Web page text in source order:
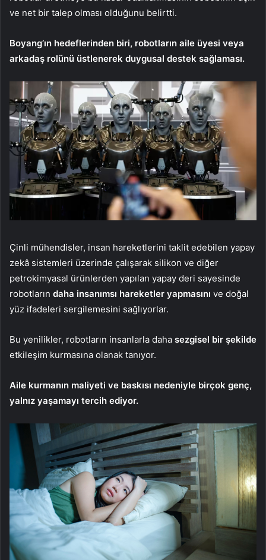
ve net bir talep olması olduğunu belirtti.
Boyang’ın hedeflerinden biri, robotların aile üyesi veya
arkadaş rolünü üstlenerek duygusal destek sağlaması.
Çinli mühendisler, insan hareketlerini taklit edebilen yapay
zekâ sistemleri üzerinde çalışarak silikon ve diğer
petrokimyasal ürünlerden yapılan yapay deri sayesinde
robotların daha insanımsı hareketler yapmasını ve doğal
yüz ifadeleri sergilemesini sağlıyorlar.
Bu yenilikler, robotların insanlarla daha sezgisel bir şekilde
etkileşim kurmasına olanak tanıyor.
Aile kurmanın maliyeti ve baskısı nedeniyle birçok genç,
yalnız yaşamayı tercih ediyor.